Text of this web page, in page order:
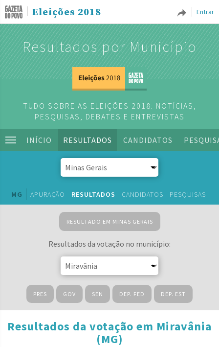
Entrar
Eleições 2018
Resultados por Município
TUDO SOBRE AS ELEIÇÕES 2018: NOTÍCIAS,
PESQUISAS, DEBATES E ENTREVISTAS
INÍCIO RESULTADOS CANDIDATOS
MG APURAÇÃO RESULTADOS CANDIDATOS PESQUISAS
RESULTADO EM MINAS GERAIS
Resultados da votação no município:
PRES GOV SEN DEP. FED DEP. EST
Resultados da votação em Miravânia
(MG)